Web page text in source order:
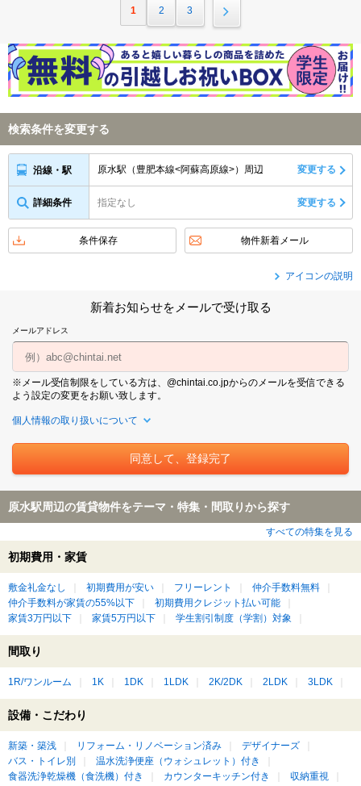
1 2 3
検索条件を変更する
沿線・駅 原水駅（豊肥本線<阿蘇高原線>）周辺 変更する
詳細条件 指定なし 変更する
条件保存 物件新着メール
アイコンの説明
新着お知らせをメールで受け取る
メールアドレス
※メール受信制限をしている方は、@chintai.co.jpからのメールを受信できる
よう設定の変更をお願い致します。
個人情報の取り扱いについて
原水駅周辺の賃貸物件をテーマ・特集・間取りから探す
すべての特集を見る
初期費用・家賃
敷金礼金なし 初期費用が安い フリーレント
仲介手数料無料
仲介手数料が家賃の55%以下
初期費用クレジット払い可能
家賃3万円以下
家賃5万円以下 学生割引制度（学割）対象
間取り
1R/ワンルーム 1K 1DK 1LDK 2K/2DK 2LDK 3LDK
設備・こだわり
新築・築浅 リフォーム・リノベーション済み
デザイナーズ
バス・トイレ別
温水洗浄便座（ウォシュレット）付き
食器洗浄乾燥機（食洗機）付き
カウンターキッチン付き
収納重視